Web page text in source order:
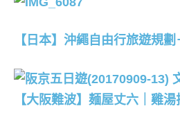
【日本】沖繩自由行旅遊規
【大阪難波】麺屋丈六｜雞湯